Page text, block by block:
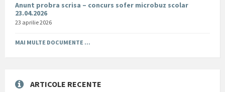
Anunt probra scrisa – concurs sofer microbuz scolar
23.04.2026
23 aprilie 2026
MAI MULTE DOCUMENTE ...
ARTICOLE RECENTE